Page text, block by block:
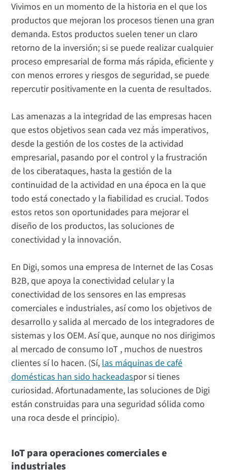
Vivimos en un momento de la historia en el que los
productos que mejoran los procesos tienen una gran
demanda. Estos productos suelen tener un claro
retorno de la inversión; si se puede realizar cualquier
proceso empresarial de forma más rápida, eficiente y
con menos errores y riesgos de seguridad, se puede
repercutir positivamente en la cuenta de resultados.
Las amenazas a la integridad de las empresas hacen
que estos objetivos sean cada vez más imperativos,
desde la gestión de los costes de la actividad
empresarial, pasando por el control y la frustración
de los ciberataques, hasta la gestión de la
continuidad de la actividad en una época en la que
todo está conectado y la fiabilidad es crucial. Todos
estos retos son oportunidades para mejorar el
diseño de los productos, las soluciones de
conectividad y la innovación.
En Digi, somos una empresa de Internet de las Cosas
B2B, que apoya la conectividad celular y la
conectividad de los sensores en las empresas
comerciales e industriales, así como los objetivos de
desarrollo y salida al mercado de los integradores de
sistemas y los OEM. Así que, aunque no nos dirigimos
al mercado de consumo IoT , muchos de nuestros
clientes sí lo hacen. (Sí,las máquinas de café
domésticas han sido hackeadaspor si tienes
curiosidad. Afortunadamente, las soluciones de Digi
están construidas para una seguridad sólida como
una roca desde el principio).
IoT para operaciones comerciales e
industriales